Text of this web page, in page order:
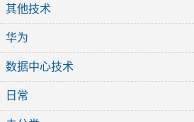
其他技术
华为
数据中心技术
日常